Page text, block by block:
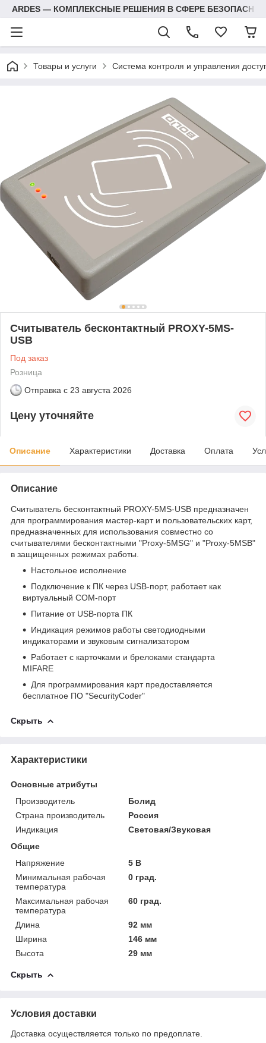
ARDES — КОМПЛЕКСНЫЕ РЕШЕНИЯ В СФЕРЕ
Товары и услуги Система контроля и управления
Считыватель бесконтактный PROXY-5MS-
USB
Под заказ
Розница
Отправка с 23 августа 2026
Цену уточняйте
Описание Характеристики Доставка Оплата
Описание
Считыватель бесконтактный PROXY-5MS-USB предназначен
для программирования мастер-карт и пользовательских карт,
предназначенных для использования совместно со
считывателями бесконтактными "Proxy-5MSG" и "Proxy-5MSB"
в защищенных режимах работы.
Настольное исполнение
Подключение к ПК через USB-порт, работает как
виртуальный COM-порт
Питание от USB-порта ПК
Индикация режимов работы светодиодными
индикаторами и звуковым сигнализатором
Работает с карточками и брелоками стандарта
MIFARE
Для программирования карт предоставляется
бесплатное ПО "SecurityCoder"
Скрыть
Характеристики
Основные атрибуты
Производитель
Болид
Страна производитель
Россия
Индикация
Световая/Звуковая
Общие
Напряжение
5 В
Минимальная рабочая
температура
0 град.
Максимальная рабочая
температура
60 град.
Длина
92 мм
Ширина
146 мм
Высота
29 мм
Скрыть
Условия доставки
Доставка осуществляется только по предоплате.